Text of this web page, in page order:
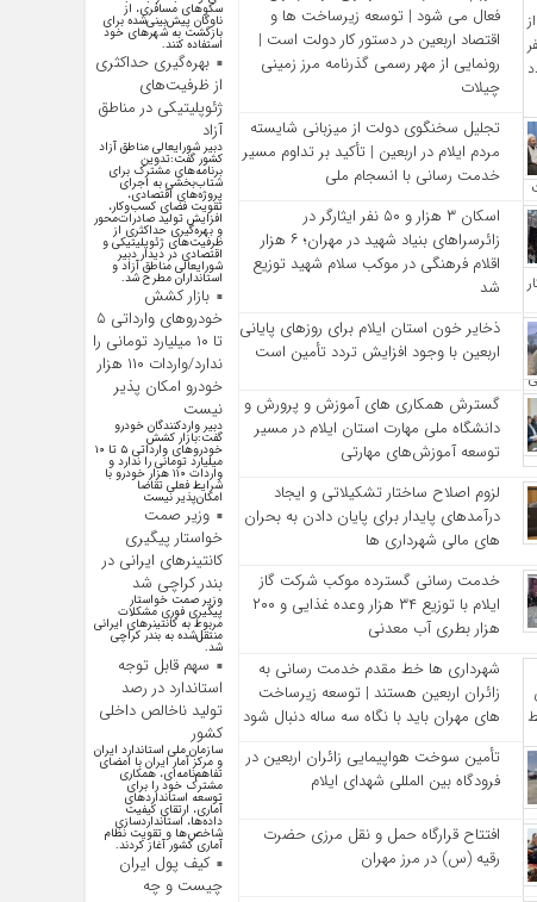
فعال می‌ شود | توسعه زیرساخت‌ ها و
اقتصاد اربعین در دستور کار دولت است |
رونمایی از مهر رسمی گذرنامه مرز زمینی
چیلات
تجلیل سخنگوی دولت از میزبانی شایسته
مردم ایلام در اربعین | تأکید بر تداوم مسیر
خدمت‌ رسانی با انسجام ملی
اسکان ۳ هزار و ۵۰ نفر ایثارگر در
زائرسراهای بنیاد شهید در مهران؛ ۶ هزار
اقلام فرهنگی در موکب سلام شهید توزیع
شد
ذخایر خون استان ایلام برای روزهای پایانی
اربعین با وجود افزایش تردد تأمین است
گسترش همکاری‌ های آموزش و پرورش و
دانشگاه ملی مهارت استان ایلام در مسیر
توسعه آموزش‌های مهارتی
لزوم اصلاح ساختار تشکیلاتی و ایجاد
درآمدهای پایدار برای پایان دادن به بحران‌
های مالی شهرداری‌ ها
خدمت رسانی گسترده موکب شرکت گاز
ایلام با توزیع ۳۴ هزار وعده غذایی و ۲۰۰
هزار بطری آب معدنی
شهرداری‌ ها خط مقدم خدمت ‌رسانی به
زائران اربعین هستند | توسعه زیرساخت
‌های مهران باید با نگاه سه‌ ساله دنبال شود
تأمین سوخت هواپیمایی زائران اربعین در
فرودگاه بین المللی شهدای ایلام
افتتاح قرارگاه حمل‌ و نقل مرزی حضرت
رقیه (س) در مرز مهران
سکوهای مسافری، از
ناوگان پیش‌بینی‌شده برای
بازگشت به شهرهای خود
استفاده کنند.
بهره‌گیری حداکثری
از ظرفیت‌های
ژئوپلیتیکی در مناطق
آزاد
دبیر شورایعالی مناطق آزاد
کشور گفت:تدوین
برنامه‌های مشترک برای
شتاب‌بخشی به اجرای
پروژه‌های اقتصادی،
تقویت فضای کسب‌وکار،
افزایش تولید صادرات‌محور
و بهره‌گیری حداکثری از
ظرفیت‌های ژئوپلیتیکی و
اقتصادی در دیدار دبیر
شورایعالی مناطق آزاد و
استانداران مطرح شد.
بازار کشش
خودرو‌های وارداتی ۵
تا ۱۰ میلیارد تومانی را
ندارد/واردات ۱۱۰ هزار
خودرو امکان پذیر
نیست
دبیر واردکنندگان خودرو
گفت:بازار کشش
خودرو‌های وارداتی ۵ تا ۱۰
میلیارد تومانی را ندارد و
واردات ۱۱۰ هزار خودرو با
شرایط فعلی تقاضا
امکان‌پذیر نیست
وزیر صمت
خواستار پیگیری
کانتینر‌های ایرانی در
بندر کراچی شد
وزیر صمت خواستار
پیگیری فوری مشکلات
مربوط به کانتینر‌های ایرانی
منتقل‌شده به بندر کراچی
شد.
سهم قابل توجه
استاندارد در رصد
تولید ناخالص داخلی
کشور
سازمان ملی استاندارد ایران
و مرکز آمار ایران با امضای
تفاهم‌نامه‌ای، همکاری
مشترک خود را برای
توسعه استاندارد‌های
آماری، ارتقای کیفیت
داده‌ها، استانداردسازی
شاخص‌ها و تقویت نظام
آماری کشور آغاز کردند.
کیف پول ایران
چیست و چه